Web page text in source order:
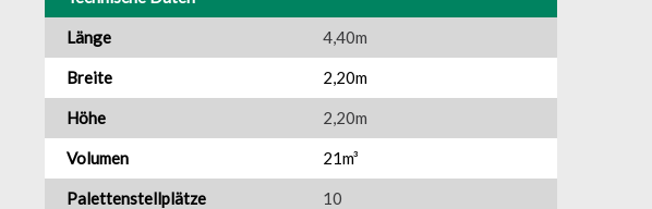
Länge 4,40m
Breite 2,20m
Höhe 2,20m
Volumen 21m³
Palettenstellplätze 10